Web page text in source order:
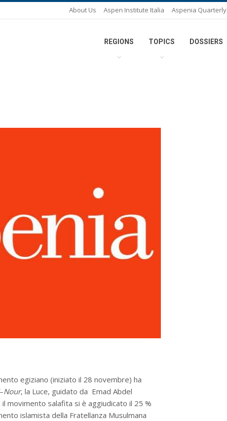
About Us Aspen Institute Italia Aspenia Quarterly
REGIONS TOPICS DOSSIERS
egiziano (iniziato il 28 novembre) ha
–Nour, la Luce, guidato da Emad Abdel
movimento salafita si è aggiudicato il 25 %
islamista della Fratellanza Musulmana